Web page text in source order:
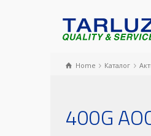
Home Каталог
400G